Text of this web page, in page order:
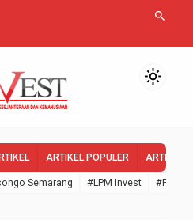
search
light_mode
ARTIKEL POPULER ARTIKEL
Semarang #LPM Invest
#FEBI